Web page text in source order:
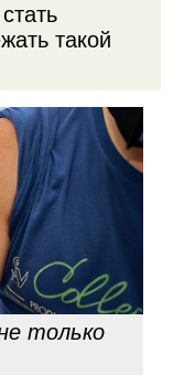
такой
только